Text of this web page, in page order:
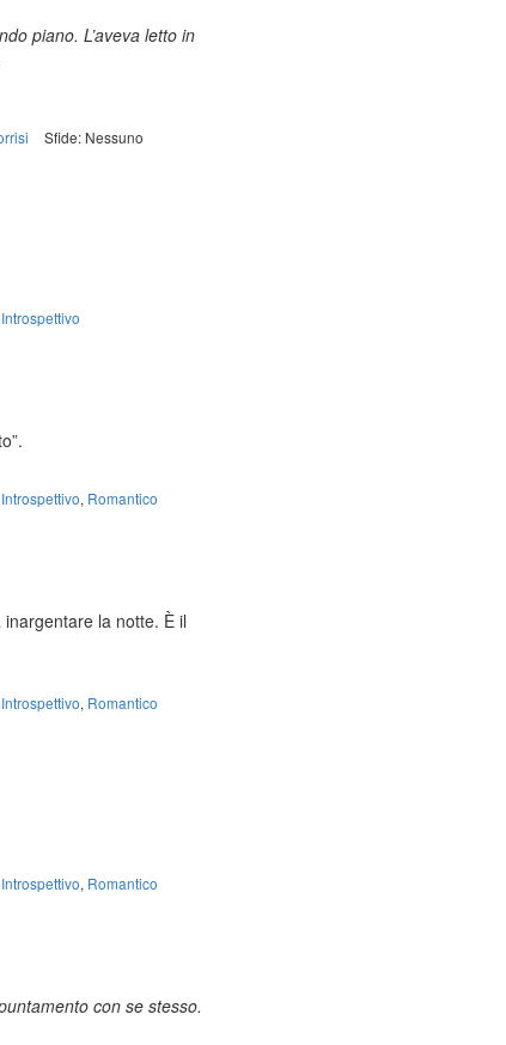
piano. L’aveva letto in
Sfide: Nessuno
Introspettivo
Introspettivo, Romantico
la notte. È il
Introspettivo, Romantico
Introspettivo, Romantico
con se stesso.